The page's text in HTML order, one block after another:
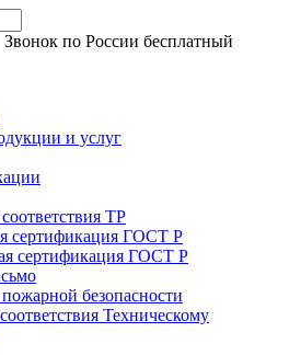
Звонок по России бесплатный
и услуг
ТР
сертификация ГОСТ Р
сертификация ГОСТ Р
безопасности
Техническому